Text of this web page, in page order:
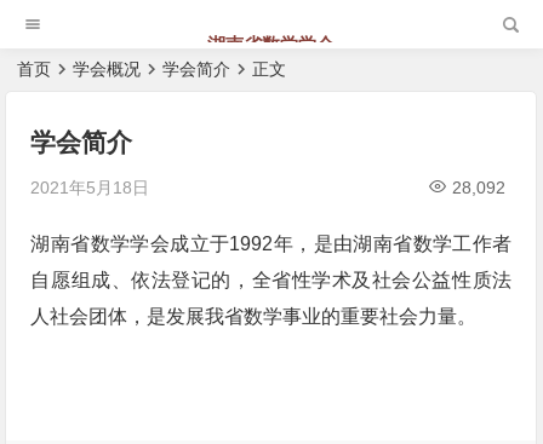
湖南省数学学会
首页
学会概况 学会简介 正文
学会简介
2021年5月18日 28,092
湖南省数学学会成立于1992年，是由湖南省数学工作者
自愿组成、依法登记的，全省性学术及社会公益性质法
人社会团体，是发展我省数学事业的重要社会力量。